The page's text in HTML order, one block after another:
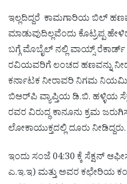
ಇಲ್ಲದಿದ್ದರೆ ಕಾಮಗಾರಿಯ ಬಿಲ್
ಮಾಡುವುದಿಲ್ಲವೆಂದು ಕೊಟ್ರಪ್ಪ
ಬಗ್ಗೆ ಮೊಬೈಲ್ ನಲ್ಲಿ ವಾಯ್ಸ್
ರವಿಯವರಿಗೆ ಲಂಚದ ಹಣವನ್ನು
ಕರ್ನಾಟಕ ನೀರಾವರಿ ನಿಗಮ
ಬಿಆರ್‌ಪಿ ವ್ಯಾಪ್ತಿಯ ಡಿ.ಬಿ. ಹಳ್ಳಿಯ
ರವರ ವಿರುದ್ಧ ಕಾನೂನು ಕ್ರಮ
ಲೋಕಾಯುಕ್ತದಲ್ಲಿ ದೂರು ನೀಡಿದ್ದರು.
ಇಂದು ಸಂಜೆ 04:30 ಕ್ಕೆ ಸೆಕ್ಷನ್
ಎ.ಇ.ಇ) ಮತ್ತು ಅವರ ಕಛೇರಿಯ